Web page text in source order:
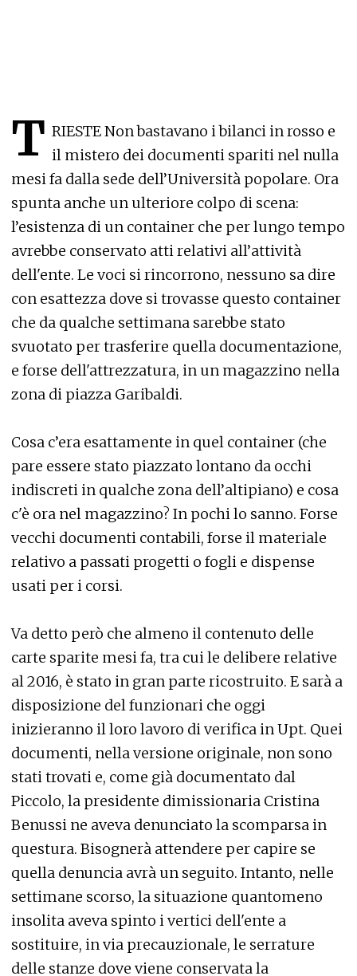
T RIESTE Non bastavano i bilanci in rosso e
il mistero dei documenti spariti nel nulla
mesi fa dalla sede dell’Università popolare. Ora
spunta anche un ulteriore colpo di scena:
l’esistenza di un container che per lungo tempo
avrebbe conservato atti relativi all’attività
dell'ente. Le voci si rincorrono, nessuno sa dire
con esattezza dove si trovasse questo container
che da qualche settimana sarebbe stato
svuotato per trasferire quella documentazione,
e forse dell'attrezzatura, in un magazzino nella
zona di piazza Garibaldi.
Cosa c’era esattamente in quel container (che
pare essere stato piazzato lontano da occhi
indiscreti in qualche zona dell’altipiano) e cosa
c'è ora nel magazzino? In pochi lo sanno. Forse
vecchi documenti contabili, forse il materiale
relativo a passati progetti o fogli e dispense
usati per i corsi.
Va detto però che almeno il contenuto delle
carte sparite mesi fa, tra cui le delibere relative
al 2016, è stato in gran parte ricostruito. E sarà a
disposizione del funzionari che oggi
inizieranno il loro lavoro di verifica in Upt. Quei
documenti, nella versione originale, non sono
stati trovati e, come già documentato dal
Piccolo, la presidente dimissionaria Cristina
Benussi ne aveva denunciato la scomparsa in
questura. Bisognerà attendere per capire se
quella denuncia avrà un seguito. Intanto, nelle
settimane scorso, la situazione quantomeno
insolita aveva spinto i vertici dell'ente a
sostituire, in via precauzionale, le serrature
delle stanze dove viene conservata la